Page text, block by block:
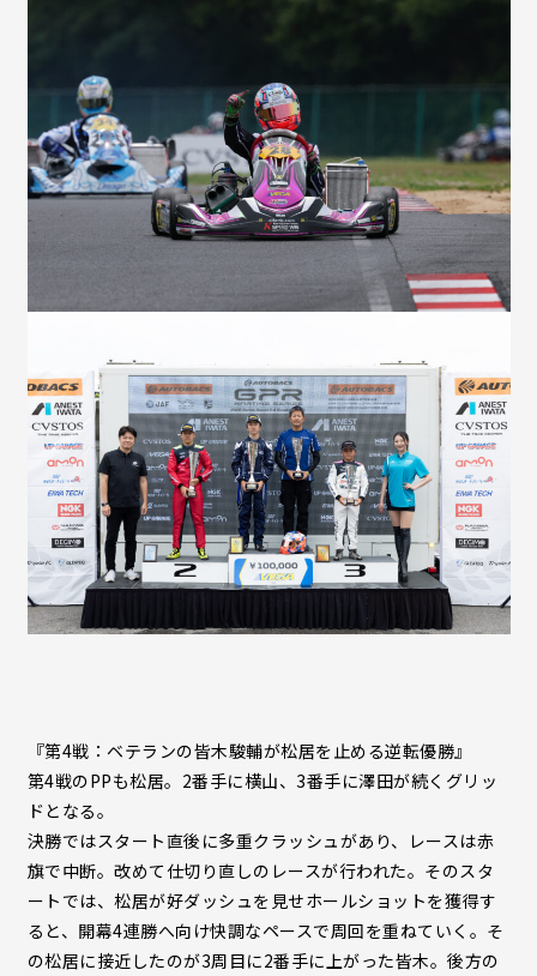
『第4戦：ベテランの皆木駿輔が松居を止める逆転優勝』
第4戦のPPも松居。2番手に横山、3番手に澤田が続くグリッ
ドとなる。
決勝ではスタート直後に多重クラッシュがあり、レースは赤
旗で中断。改めて仕切り直しのレースが行われた。そのスタ
ートでは、松居が好ダッシュを見せホールショットを獲得す
ると、開幕4連勝へ向け快調なペースで周回を重ねていく。そ
の松居に接近したのが3周目に2番手に上がった皆木。後方の